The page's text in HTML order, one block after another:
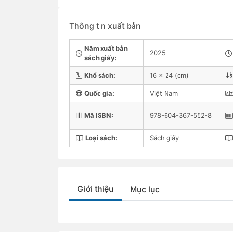
Thông tin xuất bản
Năm xuất bản
sách giấy:
2025
Khổ sách: 16 x 24 (cm)
Quốc gia: Việt Nam
Mã ISBN: 978-604-367-552-8
Loại sách: Sách giấy
Giới thiệu Mục lục